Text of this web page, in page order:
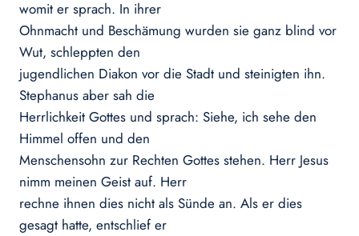
womit er sprach. In ihrer
Ohnmacht und Beschämung wurden sie ganz blind vor
Wut, schleppten den
jugendlichen Diakon vor die Stadt und steinigten ihn.
Stephanus aber sah die
Herrlichkeit Gottes und sprach: Siehe, ich sehe den
Himmel offen und den
Menschensohn zur Rechten Gottes stehen. Herr Jesus
nimm meinen Geist auf. Herr
rechne ihnen dies nicht als Sünde an. Als er dies
gesagt hatte, entschlief er